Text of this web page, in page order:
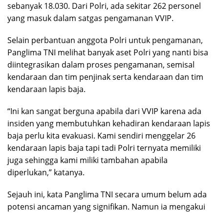
sebanyak 18.030. Dari Polri, ada sekitar 262 personel
yang masuk dalam satgas pengamanan VVIP.
Selain perbantuan anggota Polri untuk pengamanan,
Panglima TNI melihat banyak aset Polri yang nanti bisa
diintegrasikan dalam proses pengamanan, semisal
kendaraan dan tim penjinak serta kendaraan dan tim
kendaraan lapis baja.
“Ini kan sangat berguna apabila dari VVIP karena ada
insiden yang membutuhkan kehadiran kendaraan lapis
baja perlu kita evakuasi. Kami sendiri menggelar 26
kendaraan lapis baja tapi tadi Polri ternyata memiliki
juga sehingga kami miliki tambahan apabila
diperlukan,” katanya.
Sejauh ini, kata Panglima TNI secara umum belum ada
potensi ancaman yang signifikan. Namun ia mengakui